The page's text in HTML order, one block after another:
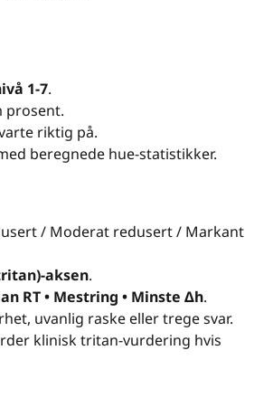
1-7.
prosent.
riktig på.
beregnede hue-statistikker.
/ Moderat redusert / Markant
aksen.
RT • Mestring • Minste Δh.
uvanlig raske eller trege svar.
klinisk tritan-vurdering hvis